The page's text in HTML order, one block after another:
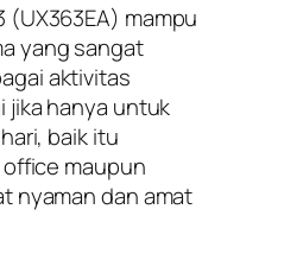
(UX363EA) mampu
yang sangat
aktivitas
jika hanya untuk
baik itu
maupun
nyaman dan amat